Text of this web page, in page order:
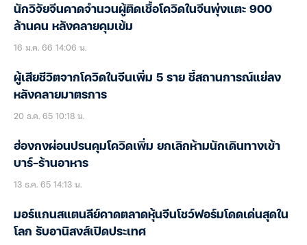
นักวิจัยจีนคาดจำนวนผู้ติดเชื้อโควิดในจีนพุ่งแตะ 900
ล้านคน หลังคลายคุมเข้ม
16 ม.ค. 66 14:06 น.
ผู้เสียชีวิตจากโควิดในจีนเพิ่ม 5 ราย ชี้สถานการณ์แย่ลง
หลังคลายมาตรการ
20 ธ.ค. 65 10:18 น.
ฮ่องกงผ่อนปรนคุมโควิดเพิ่ม ยกเลิกห้ามนักเดินทางเข้า
บาร์-ร้านอาหาร
13 ธ.ค. 65 14:13 น.
มอร์แกนสแตนลีย์คาดตลาดหุ้นจีนโชว์ฟอร์มโดดเด่นสุดใน
โลก รับอานิสงส์เปิดประเทศ